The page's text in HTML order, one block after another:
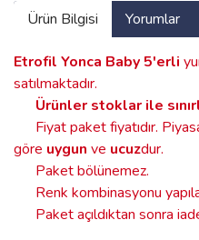
Ürün Bilgisi Yorumlar
Etrofil Yonca Baby 5'erli
satılmaktadır.
Ürünler stoklar ile
Fiyat paket fiyatıdır.
göre uygun ve ucuzdur.
Paket bölünemez.
Renk kombinasyonu
Paket açıldıktan sonra